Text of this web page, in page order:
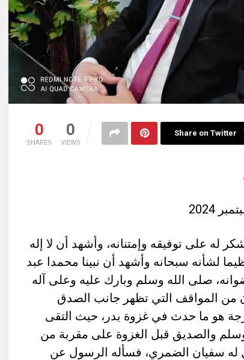
0
SHARES
0
VIEWS
Share on Twitter
له على توفيقه وإمتنانه، وأشهد أن لا إله
لشأنه سبحانه وأشهد أن نبينا محمدا عبد
صلى الله وسلم وبارك عليه وعلى آله
من المواقف التي تظهر جانب الصدق
هو ما حدث في غزوة بدر، حيث التقى
والصديق قبل الغزوة على مقربة من
له سفيان الضمري، فسأله الرسول عن